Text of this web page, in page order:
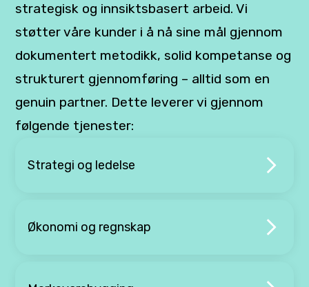
strategisk og innsiktsbasert arbeid. Vi
støtter våre kunder i å nå sine mål gjennom
dokumentert metodikk, solid kompetanse og
strukturert gjennomføring – alltid som en
genuin partner. Dette leverer vi gjennom
følgende tjenester:
Strategi og ledelse
Økonomi og regnskap